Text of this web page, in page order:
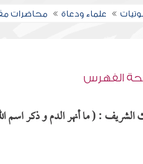
علماء ودعاة محاضرات
الفهرس
الشريف : ( ما أنهر الدم و ذكر اسم